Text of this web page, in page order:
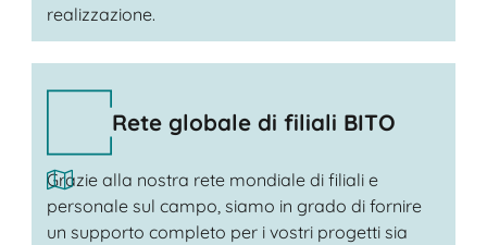
realizzazione.
Rete globale di filiali BITO
Grazie alla nostra rete mondiale di filiali e
personale sul campo, siamo in grado di fornire
un supporto completo per i vostri progetti sia